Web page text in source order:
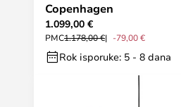
Copenhagen
1.099,00 €
PMC1.178,00 € -79,00 €
Rok isporuke: 5 - 8 dana